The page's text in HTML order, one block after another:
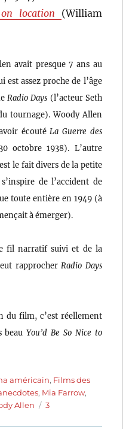
location
(William
avait presque 7 ans au
assez proche de l’âge
Radio Days (l’acteur Seth
tournage). Woody Allen
écouté La Guerre des
octobre 1938). L’autre
le fait divers de la petite
de l’accident de
toute entière en 1949 (à
à émerger).
fil narratif suivi et de la
rapprocher Radio Days
du film, c’est réellement
beauYou’d Be So Nice to
américain, Films des
, Mia Farrow,
Allen
3